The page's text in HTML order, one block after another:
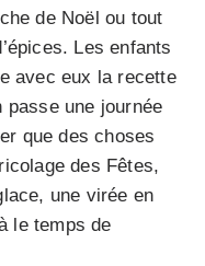
de Noël ou tout
Les enfants
avec eux la recette
passe une journée
que des choses
des Fêtes,
une virée en
le temps de